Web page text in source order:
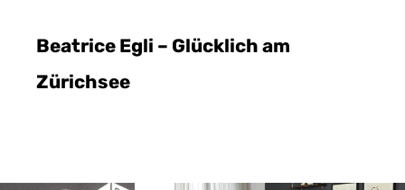
Beatrice Egli – Glücklich am
Zürichsee